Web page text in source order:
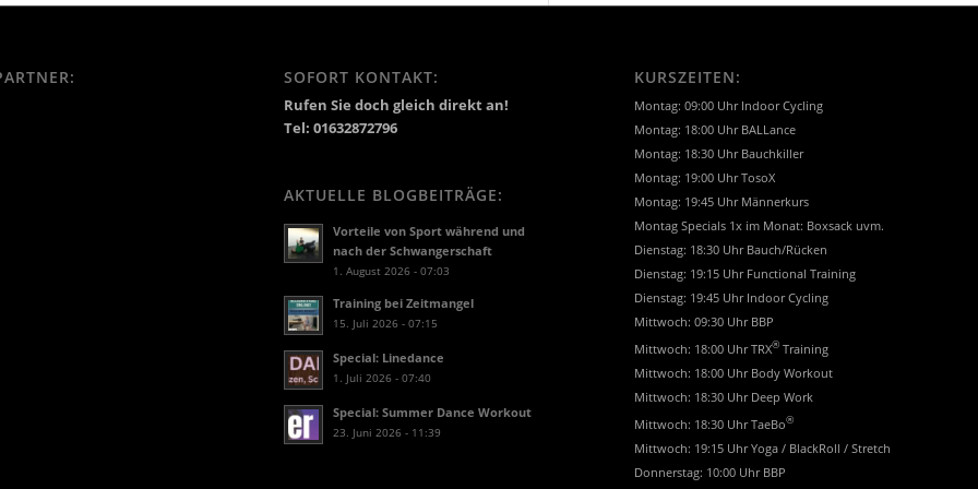
SOFORT KONTAKT:
Rufen Sie doch gleich direkt an!
Tel: 01632872796
AKTUELLE BLOGBEITRÄGE:
Vorteile von Sport während und
nach der Schwangerschaft
1. August 2026 - 07:03
Training bei Zeitmangel
15. Juli 2026 - 07:15
Special: Linedance
1. Juli 2026 - 07:40
Special: Summer Dance Workout
23. Juni 2026 - 11:39
KURSZEITEN:
Montag: 09:00 Uhr Indoor Cycling
Montag: 18:00 Uhr BALLance
Montag: 18:30 Uhr Bauchkiller
Montag: 19:00 Uhr TosoX
Montag: 19:45 Uhr Männerkurs
Montag Specials 1x im Monat: Boxsack uvm.
Dienstag: 18:30 Uhr Bauch/Rücken
Dienstag: 19:15 Uhr Functional Training
Dienstag: 19:45 Uhr Indoor Cycling
Mittwoch: 09:30 Uhr BBP
Mittwoch: 18:00 Uhr TRX®Training
Mittwoch: 18:00 Uhr Body Workout
Mittwoch: 18:30 Uhr Deep Work
Mittwoch: 18:30 Uhr TaeBo®
Mittwoch: 19:15 Uhr Yoga / BlackRoll / Stretch
Donnerstag: 10:00 Uhr BBP